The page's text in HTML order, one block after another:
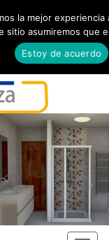
la mejor
sitio asumiremos que
Estoy de acuerdo